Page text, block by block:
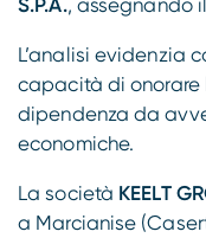
L’analisi evidenzia
capacità di
dipendenza da
economiche.
La società KEELT
a Marcianise